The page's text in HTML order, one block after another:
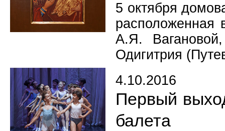
5 октября
расположенная
А.Я.
Одигитрия
4.10.2016
Первый
балета